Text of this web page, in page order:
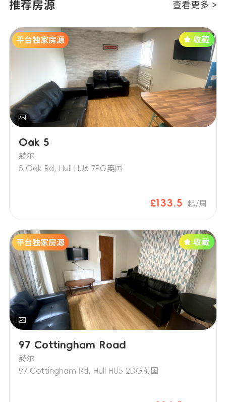
推荐房源 查看更多 >
Oak 5
赫尔
5 Oak Rd, Hull HU6 7PG英国
£133.5 起/周
97 Cottingham Road
赫尔
97 Cottingham Rd, Hull HU5 2DG英国